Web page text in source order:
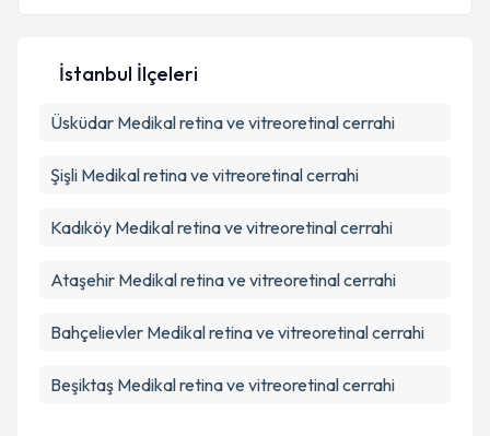
Metni'ni okudum ve kişisel verilerimin belirtilen
İstanbul İlçeleri
Üsküdar Medikal retina ve vitreoretinal cerrahi
Şişli Medikal retina ve vitreoretinal cerrahi
Kadıköy Medikal retina ve vitreoretinal cerrahi
Ataşehir Medikal retina ve vitreoretinal cerrahi
Bahçelievler Medikal retina ve vitreoretinal cerrahi
Beşiktaş Medikal retina ve vitreoretinal cerrahi